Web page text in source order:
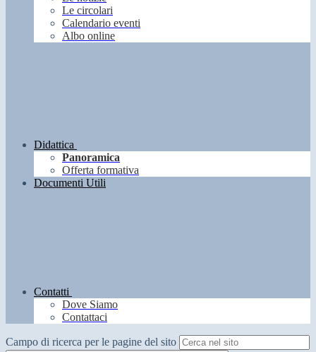
Le circolari
Calendario eventi
Albo online
Didattica
Panoramica
Offerta formativa
Documenti Utili
Contatti
Dove Siamo
Contattaci
Campo di ricerca per le pagine del sito